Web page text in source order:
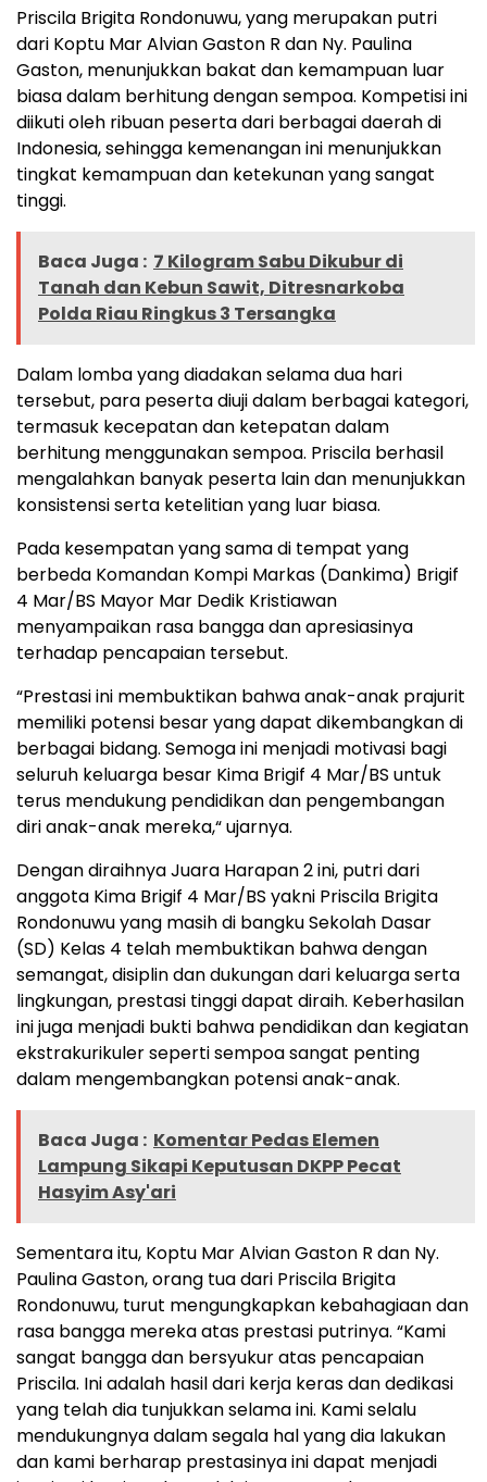
Priscila Brigita Rondonuwu, yang merupakan putri
dari Koptu Mar Alvian Gaston R dan Ny. Paulina
Gaston, menunjukkan bakat dan kemampuan luar
biasa dalam berhitung dengan sempoa. Kompetisi ini
diikuti oleh ribuan peserta dari berbagai daerah di
Indonesia, sehingga kemenangan ini menunjukkan
tingkat kemampuan dan ketekunan yang sangat
tinggi.
Baca Juga : 7 Kilogram Sabu Dikubur di
Tanah dan Kebun Sawit, Ditresnarkoba
Polda Riau Ringkus 3 Tersangka
Dalam lomba yang diadakan selama dua hari
tersebut, para peserta diuji dalam berbagai kategori,
termasuk kecepatan dan ketepatan dalam
berhitung menggunakan sempoa. Priscila berhasil
mengalahkan banyak peserta lain dan menunjukkan
konsistensi serta ketelitian yang luar biasa.
Pada kesempatan yang sama di tempat yang
berbeda Komandan Kompi Markas (Dankima) Brigif
4 Mar/BS Mayor Mar Dedik Kristiawan
menyampaikan rasa bangga dan apresiasinya
terhadap pencapaian tersebut.
“Prestasi ini membuktikan bahwa anak-anak prajurit
memiliki potensi besar yang dapat dikembangkan di
berbagai bidang. Semoga ini menjadi motivasi bagi
seluruh keluarga besar Kima Brigif 4 Mar/BS untuk
terus mendukung pendidikan dan pengembangan
diri anak-anak mereka,“ ujarnya.
Dengan diraihnya Juara Harapan 2 ini, putri dari
anggota Kima Brigif 4 Mar/BS yakni Priscila Brigita
Rondonuwu yang masih di bangku Sekolah Dasar
(SD) Kelas 4 telah membuktikan bahwa dengan
semangat, disiplin dan dukungan dari keluarga serta
lingkungan, prestasi tinggi dapat diraih. Keberhasilan
ini juga menjadi bukti bahwa pendidikan dan kegiatan
ekstrakurikuler seperti sempoa sangat penting
dalam mengembangkan potensi anak-anak.
Baca Juga : Komentar Pedas Elemen
Lampung Sikapi Keputusan DKPP Pecat
Hasyim Asy'ari
Sementara itu, Koptu Mar Alvian Gaston R dan Ny.
Paulina Gaston, orang tua dari Priscila Brigita
Rondonuwu, turut mengungkapkan kebahagiaan dan
rasa bangga mereka atas prestasi putrinya. “Kami
sangat bangga dan bersyukur atas pencapaian
Priscila. Ini adalah hasil dari kerja keras dan dedikasi
yang telah dia tunjukkan selama ini. Kami selalu
mendukungnya dalam segala hal yang dia lakukan
dan kami berharap prestasinya ini dapat menjadi